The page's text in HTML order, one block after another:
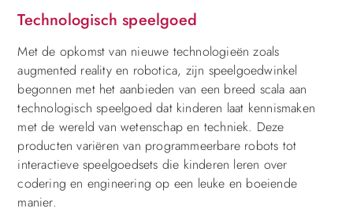
Technologisch speelgoed
Met de opkomst van nieuwe technologieën zoals
augmented reality en robotica, zijn speelgoedwinkel
begonnen met het aanbieden van een breed scala aan
technologisch speelgoed dat kinderen laat kennismaken
met de wereld van wetenschap en techniek. Deze
producten variëren van programmeerbare robots tot
interactieve speelgoedsets die kinderen leren over
codering en engineering op een leuke en boeiende
manier.